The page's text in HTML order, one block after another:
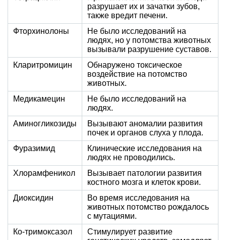
разрушает их и зачатки зубов,
также вредит печени.
Фторхинолоны
Не было исследований на
людях, но у потомства животных
вызывали разрушение суставов.
Кларитромицин
Обнаружено токсическое
воздействие на потомство
животных.
Медикамецин
Не было исследований на
людях.
Аминогликозиды
Вызывают аномалии развития
почек и органов слуха у плода.
Фуразимид
Клинические исследования на
людях не проводились.
Хлорамфеникол
Вызывает патологии развития
костного мозга и клеток крови.
Диоксидин
Во время исследования на
животных потомство рождалось
с мутациями.
Ко-тримоксазол
Стимулирует развитие